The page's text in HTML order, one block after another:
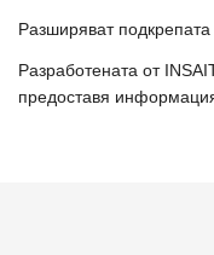
Разширяват
Разработената от
предоставя